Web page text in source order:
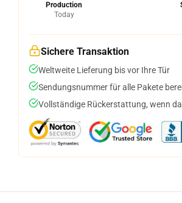
Production
Today
Sichere Transaktion
Weltweite Lieferung bis vor Ihre Tür
Sendungsnummer für alle Pakete
Vollständige Rückerstattung, wenn